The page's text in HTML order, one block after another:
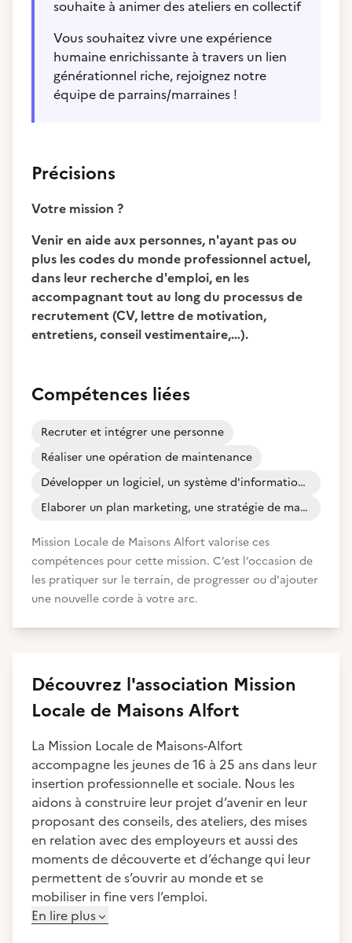
souhaite à animer des ateliers en collectif
Vous souhaitez vivre une expérience
humaine enrichissante à travers un lien
générationnel riche, rejoignez notre
équipe de parrains/marraines !
Précisions
Votre mission ?
Venir en aide aux personnes, n'ayant pas ou
plus les codes du monde professionnel actuel,
dans leur recherche d'emploi, en les
accompagnant tout au long du processus de
recrutement (CV, lettre de motivation,
entretiens, conseil vestimentaire,…).
Compétences liées
Recruter et intégrer une personne
Réaliser une opération de maintenance
Développer un logiciel, un système d'informations, une application
Elaborer un plan marketing, une stratégie de marque et de communication
Mission Locale de Maisons Alfort valorise ces
compétences pour cette mission. C’est l’occasion de
les pratiquer sur le terrain, de progresser ou d'ajouter
une nouvelle corde à votre arc.
Découvrez l'association Mission
Locale de Maisons Alfort
La Mission Locale de Maisons-Alfort
accompagne les jeunes de 16 à 25 ans dans leur
insertion professionnelle et sociale. Nous les
aidons à construire leur projet d’avenir en leur
proposant des conseils, des ateliers, des mises
en relation avec des employeurs et aussi des
moments de découverte et d’échange qui leur
permettent de s’ouvrir au monde et se
mobiliser in fine vers l’emploi.
En lire plus